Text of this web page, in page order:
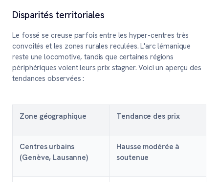
Disparités territoriales
Le fossé se creuse parfois entre les hyper-centres très
convoités et les zones rurales reculées. L'arc lémanique
reste une locomotive, tandis que certaines régions
périphériques voient leurs prix stagner. Voici un aperçu des
tendances observées :
Zone géographique Tendance des prix
Centres urbains
(Genève, Lausanne)
Hausse modérée à
soutenue